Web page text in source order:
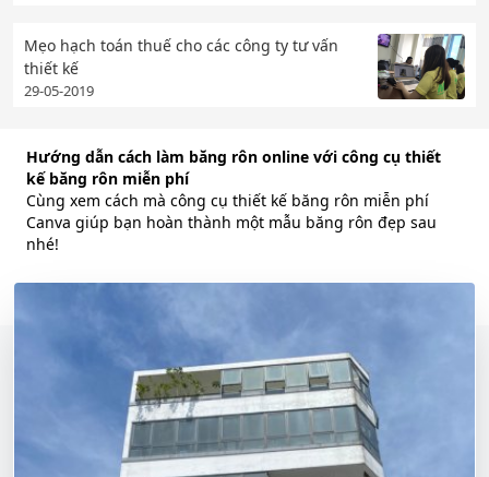
Mẹo hạch toán thuế cho các công ty tư vấn
thiết kế
29-05-2019
Hướng dẫn cách làm băng rôn online với công cụ thiết
kế băng rôn miễn phí
Cùng xem cách mà công cụ thiết kế băng rôn miễn phí
Canva giúp bạn hoàn thành một mẫu băng rôn đẹp sau
nhé!